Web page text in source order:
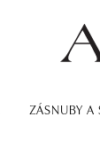
ZÁSNUBY A